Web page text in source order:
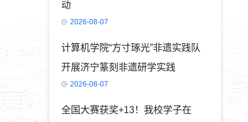
动
2026-08-07
计算机学院“方寸琢光”非遗实践队
开展济宁篆刻非遗研学实践
2026-08-07
全国大赛获奖+13！我校学子在